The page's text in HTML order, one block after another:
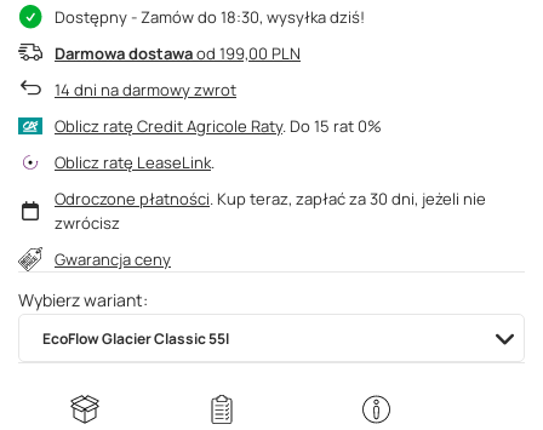
Dostępny - Zamów do 18:30, wysyłka dziś!
Darmowa dostawaod 199,00 PLN
14 dni na darmowy zwrot
Oblicz ratę Credit Agricole Raty.
Oblicz ratę LeaseLink.
Odroczone płatności. Kup teraz, zapłać za 30 dni, jeżeli nie
zwrócisz
Gwarancja ceny
Wybierz wariant
EcoFlow Glacier Classic 55l